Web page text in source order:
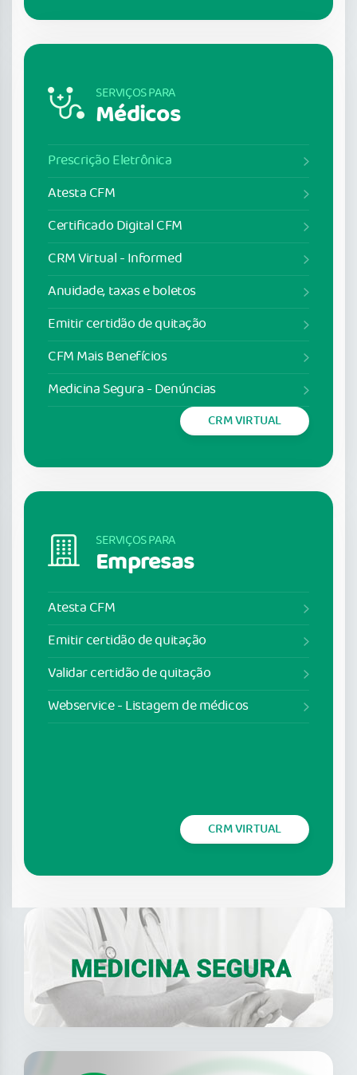
SERVIÇOS PARA
Médicos
Prescrição Eletrônica
Atesta CFM
Certificado Digital CFM
CRM Virtual - Informed
Anuidade, taxas e boletos
Emitir certidão de quitação
CFM Mais Benefícios
Medicina Segura - Denúncias
CRM VIRTUAL
SERVIÇOS PARA
Empresas
Atesta CFM
Emitir certidão de quitação
Validar certidão de quitação
Webservice - Listagem de médicos
CRM VIRTUAL